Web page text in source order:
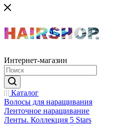
Интернет-магазин
Каталог
Волосы для наращивания
Ленточное наращивание
Ленты. Коллекция 5 Stars